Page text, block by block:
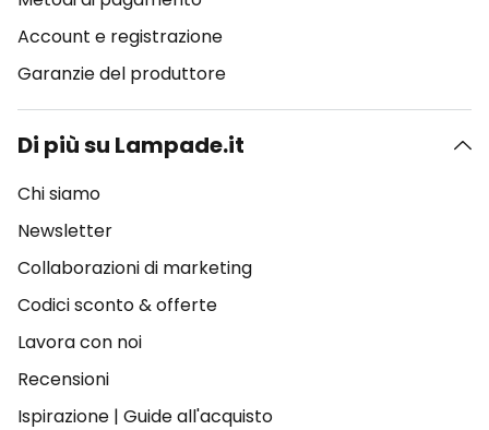
Account e registrazione
Garanzie del produttore
Di più su Lampade.it
Chi siamo
Newsletter
Collaborazioni di marketing
Codici sconto & offerte
Lavora con noi
Recensioni
Ispirazione | Guide all'acquisto